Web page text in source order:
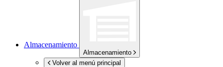
Almacenamiento
Almacenamiento
Volver al menú principal